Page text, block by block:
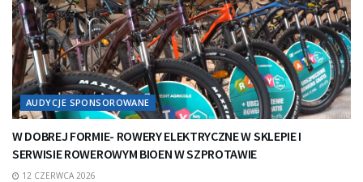
AUDYCJE SPONSOROWANE
W DOBREJ FORMIE- ROWERY ELEKTRYCZNE W SKLEPIE I
SERWISIE ROWEROWYM BIOEN W SZPROTAWIE
12 CZERWCA 2026